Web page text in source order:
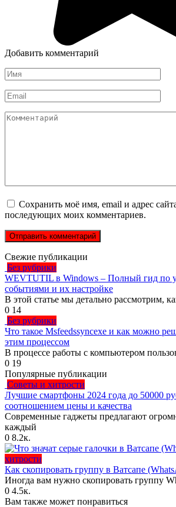
Добавить комментарий
Имя
*
Email
*
Комментарий
Сохранить моё имя, email и адрес
последующих моих комментариев.
Свежие публикации
Без рубрики
WEVTUTIL в Windows – Полный гид по
событиями и их настройке
В этой статье мы детально рассмотрим,
0 14
Без рубрики
Что такое Msfeedssyncexe и как можно
этим процессом
В процессе работы с компьютером
0 19
Популярные публикации
Советы и хитрости
Лучшие смартфоны 2024 года до 50000
соотношением цены и качества
Современные гаджеты предлагают
каждый
0 8.2к.
хитрости
Как скопировать группу в Ватсапе
Иногда вам нужно скопировать группу
0 4.5к.
Вам также может понравиться